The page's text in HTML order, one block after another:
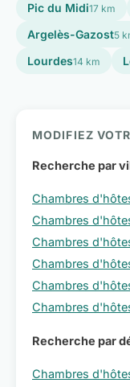
Pic du Midi17 km
Argelès-Gazost5
Lourdes14 km
MODIFIEZ
Recherche par
Chambres
Chambres
Chambres
Chambres
Chambres
Chambres
Recherche par
Chambres